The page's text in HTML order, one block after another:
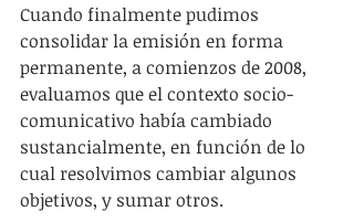
Cuando finalmente pudimos
consolidar la emisión en forma
permanente, a comienzos de 2008,
evaluamos que el contexto socio-
comunicativo había cambiado
sustancialmente, en función de lo
cual resolvimos cambiar algunos
objetivos, y sumar otros.